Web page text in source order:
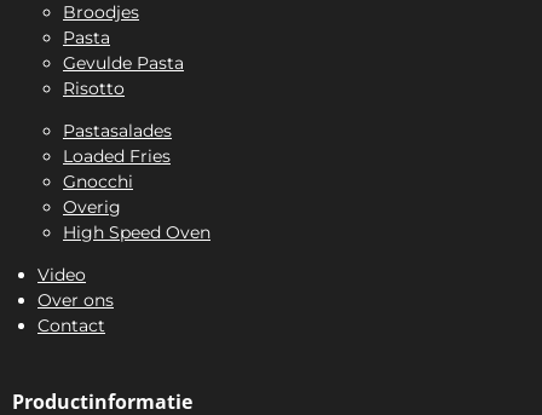
Broodjes
Pasta
Gevulde Pasta
Risotto
Pastasalades
Loaded Fries
Gnocchi
Overig
High Speed Oven
Video
Over ons
Contact
Productinformatie